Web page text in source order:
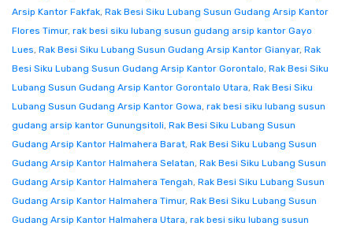
Arsip Kantor Fakfak, Rak Besi Siku Lubang Susun Gudang Arsip Kantor
Flores Timur, rak besi siku lubang susun gudang arsip kantor Gayo
Lues, Rak Besi Siku Lubang Susun Gudang Arsip Kantor Gianyar, Rak
Besi Siku Lubang Susun Gudang Arsip Kantor Gorontalo, Rak Besi Siku
Lubang Susun Gudang Arsip Kantor Gorontalo Utara, Rak Besi Siku
Lubang Susun Gudang Arsip Kantor Gowa, rak besi siku lubang susun
gudang arsip kantor Gunungsitoli, Rak Besi Siku Lubang Susun
Gudang Arsip Kantor Halmahera Barat, Rak Besi Siku Lubang Susun
Gudang Arsip Kantor Halmahera Selatan, Rak Besi Siku Lubang Susun
Gudang Arsip Kantor Halmahera Tengah, Rak Besi Siku Lubang Susun
Gudang Arsip Kantor Halmahera Timur, Rak Besi Siku Lubang Susun
Gudang Arsip Kantor Halmahera Utara, rak besi siku lubang susun